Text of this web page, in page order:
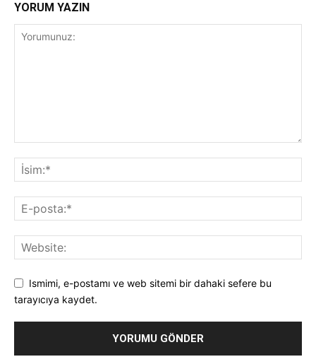
YORUM YAZIN
Ismimi, e-postamı ve web sitemi bir dahaki sefere bu
tarayıcıya kaydet.